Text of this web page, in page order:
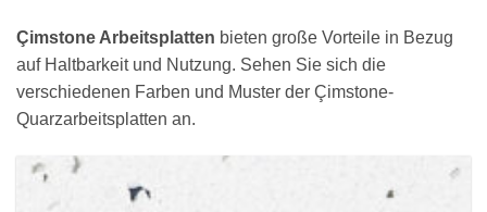
Çimstone Arbeitsplatten bieten große Vorteile in Bezug
auf Haltbarkeit und Nutzung. Sehen Sie sich die
verschiedenen Farben und Muster der Çimstone-
Quarzarbeitsplatten an.